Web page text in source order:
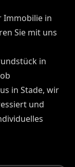
Immobilie in
Sie mit uns
in
in Stade, wir
und